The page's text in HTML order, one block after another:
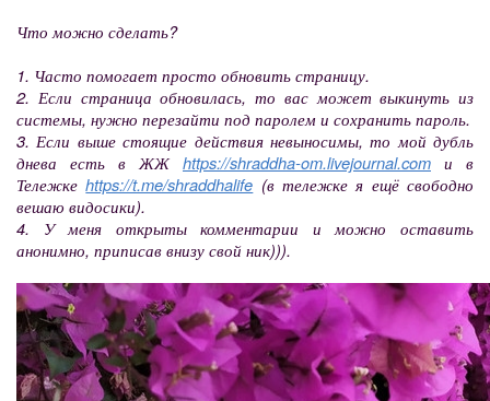
Что можно сделать?
1. Часто помогает просто обновить страницу.
2. Если страница обновилась, то вас может выкинуть из
системы, нужно перезайти под паролем и сохранить пароль.
3. Если выше стоящие действия невыносимы, то мой дубль
днева есть в ЖЖ https://shraddha-om.livejournal.com и в
Тележкеhttps://t.me/shraddhalife (в тележке я ещё свободно
вешаю видосики).
4. У меня открыты комментарии и можно оставить
анонимно, приписав внизу свой ник))).